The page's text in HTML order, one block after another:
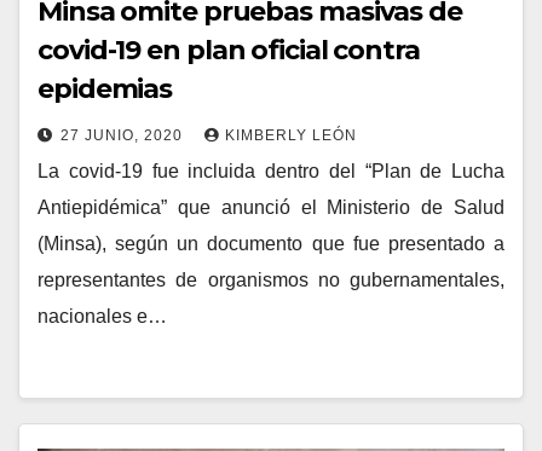
Minsa omite pruebas masivas de
covid-19 en plan oficial contra
epidemias
27 JUNIO, 2020 KIMBERLY LEÓN
La covid-19 fue incluida dentro del “Plan de Lucha
Antiepidémica” que anunció el Ministerio de Salud
(Minsa), según un documento que fue presentado a
representantes de organismos no gubernamentales,
nacionales e…